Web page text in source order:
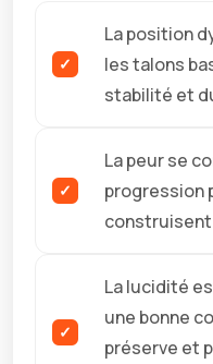
La position
les talons
stabilité et
La peur se
progression
construisent
La lucidité
une bonne
préserve et